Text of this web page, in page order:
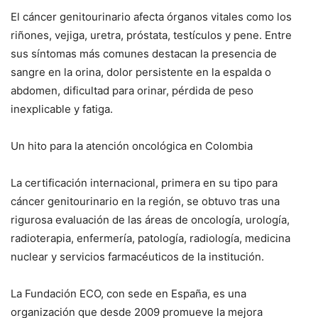
El cáncer genitourinario afecta órganos vitales como los
riñones, vejiga, uretra, próstata, testículos y pene. Entre
sus síntomas más comunes destacan la presencia de
sangre en la orina, dolor persistente en la espalda o
abdomen, dificultad para orinar, pérdida de peso
inexplicable y fatiga.
Un hito para la atención oncológica en Colombia
La certificación internacional, primera en su tipo para
cáncer genitourinario en la región, se obtuvo tras una
rigurosa evaluación de las áreas de oncología, urología,
radioterapia, enfermería, patología, radiología, medicina
nuclear y servicios farmacéuticos de la institución.
La Fundación ECO, con sede en España, es una
organización que desde 2009 promueve la mejora